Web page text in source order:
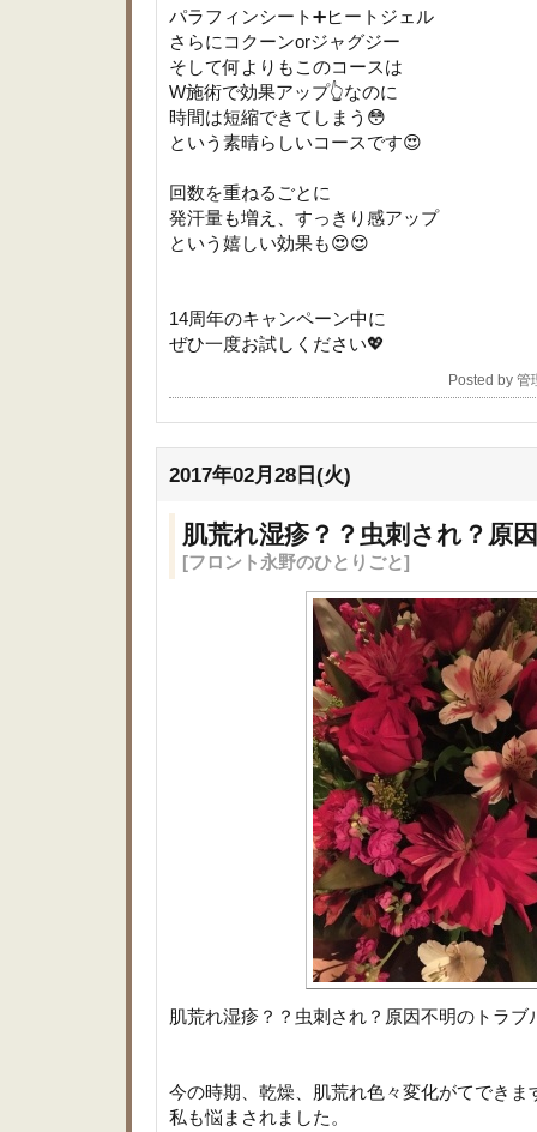
パラフィンシート➕ヒートジェル
さらにコクーンorジャグジー
そして何よりもこのコースは
W施術で効果アップ👆なのに
時間は短縮できてしまう😳
という素晴らしいコースです😍
回数を重ねるごとに
発汗量も増え、すっきり感アップ
という嬉しい効果も😍😍
14周年のキャンペーン中に
ぜひ一度お試しください💖
Posted by
2017年02月28日(火)
肌荒れ湿疹？？虫刺され？原
[フロント永野のひとりごと]
肌荒れ湿疹？？虫刺され？原因不明のトラブ
今の時期、乾燥、肌荒れ色々変化がてできま
私も悩まされました。